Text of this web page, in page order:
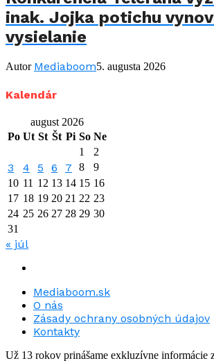
inak. Jojka potichu
vysielanie
Autor Mediaboom5. augusta 2026
Kalendár
august 2026
Po Ut St Št Pi So Ne
1
2
3 4 5 6 7 8
9
10 11 12 13 14 15 16
17 18 19 20 21 22 23
24 25 26 27 28 29 30
31
« júl
Mediaboom.sk
O nás
Zásady ochrany osobných údajov
Kontakty
Už 13 rokov prinášame exkluzívne informácie